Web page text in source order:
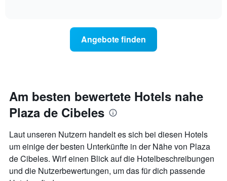
Zimmerpreis
anzeigt.
durchschnittlichen
jeweiligen
Wochentag.
Das
Diagramm
1
X-
Achse,
die
die
Angebote finden
Am besten bewertete Hotels nahe
Plaza de Cibeles
Laut unseren Nutzern handelt es sich bei diesen Hotels
um einige der besten Unterkünfte in der Nähe von Plaza
de Cibeles. Wirf einen Blick auf die Hotelbeschreibungen
und die Nutzerbewertungen, um das für dich passende